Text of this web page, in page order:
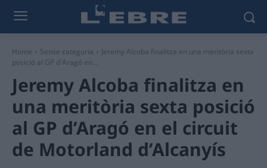
Home Sense categoria
Jeremy Alcoba finalitza en una meritòria sexta
posició al GP d'Aragó en...
Jeremy Alcoba finalitza en
una meritòria sexta posició
al GP d’Aragó en el circuit
de Motorland d’Alcanyís